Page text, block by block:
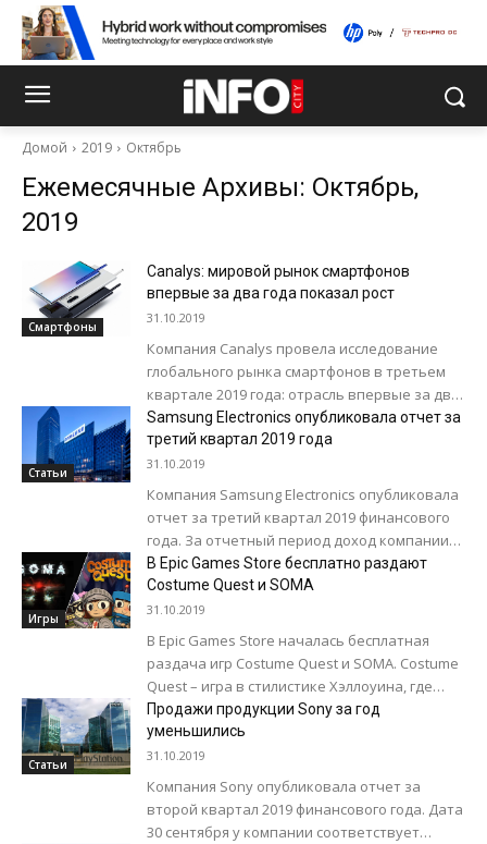
Домой 2019 Октябрь
Ежемесячные Архивы: Октябрь,
2019
Смартфоны
Canalys: мировой рынок смартфонов
впервые за два года показал рост
31.10.2019
Компания Canalys провела исследование
глобального рынка смартфонов в третьем
квартале 2019 года: отрасль впервые за два
года продемонстрировала положительную
динамику. В период с июля по...
Статьи
Samsung Electronics опубликовала отчет за
третий квартал 2019 года
31.10.2019
Компания Samsung Electronics опубликовала
отчет за третий квартал 2019 финансового
года. За отчетный период доход компании
составил 53,4 млрд. долларов. По сравнению
с предыдущим кварталом...
Игры
В Epic Games Store бесплатно раздают
Costume Quest и SOMA
31.10.2019
В Epic Games Store началась бесплатная
раздача игр Costume Quest и SOMA. Costume
Quest – игра в стилистике Хэллоуина, где
игроки в роли отряда детей...
Статьи
Продажи продукции Sony за год
уменьшились
31.10.2019
Компания Sony опубликовала отчет за
второй квартал 2019 финансового года. Дата
30 сентября у компании соответствует